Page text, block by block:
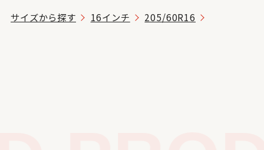
サイズから探す 16インチ 205/60R16